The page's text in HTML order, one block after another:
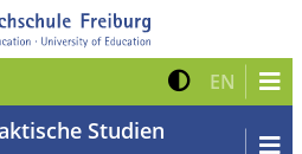
Kontrast
EN Zur
Studien